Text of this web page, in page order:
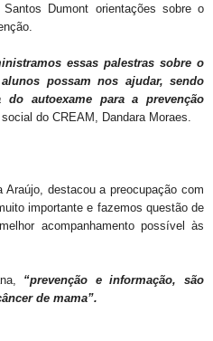
Dumont orientações sobre o
essas palestras sobre o
possam nos ajudar, sendo
do autoexame para a prevenção
do CREAM, Dandara Moraes.
destacou a preocupação com
importante e fazemos questão de
acompanhamento possível às
“prevenção e informação, são
de mama”.